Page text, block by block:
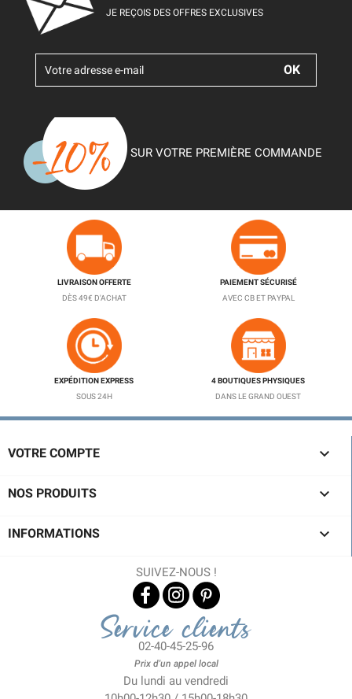
JE REÇOIS DES OFFRES EXCLUSIVES
SUR VOTRE PREMIÈRE COMMANDE
LIVRAISON OFFERTE
DÈS 49€ D'ACHAT
PAIEMENT SÉCURISÉ
AVEC CB ET PAYPAL
EXPÉDITION EXPRESS
SOUS 24H
4 BOUTIQUES PHYSIQUES
DANS LE GRAND OUEST
VOTRE COMPTE 
NOS PRODUITS 
INFORMATIONS 
SUIVEZ-NOUS !
Service clients
02-40-45-25-96
Prix d'un appel local
Du lundi au vendredi